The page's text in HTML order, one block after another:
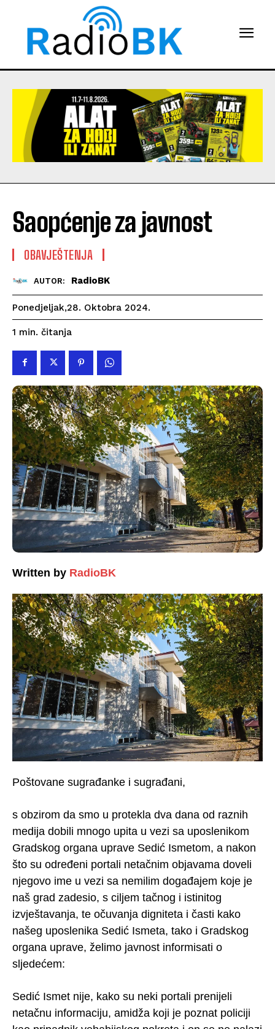
Saopćenje za javnost
OBAVJEŠTENJA
AUTOR: RadioBK
Ponedjeljak,28. Oktobra 2024.
1 min. čitanja
Written by RadioBK
Poštovane sugrađanke i sugrađani,
s obzirom da smo u protekla dva dana od raznih
medija dobili mnogo upita u vezi sa uposlenikom
Gradskog organa uprave Sedić Ismetom, a nakon
što su određeni portali netačnim objavama doveli
njegovo ime u vezi sa nemilim događajem koje je
naš grad zadesio, s ciljem tačnog i istinitog
izvještavanja, te očuvanja digniteta i časti kako
našeg uposlenika Sedić Ismeta, tako i Gradskog
organa uprave, želimo javnost informisati o
sljedećem:
Sedić Ismet nije, kako su neki portali prenijeli
netačnu informaciju, amidža koji je poznat policiji